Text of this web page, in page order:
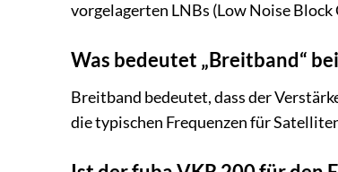
vorgelagerten LNBs (Low Noise
Was bedeutet „Breitband“
Breitband bedeutet, dass der
die typischen Frequenzen für